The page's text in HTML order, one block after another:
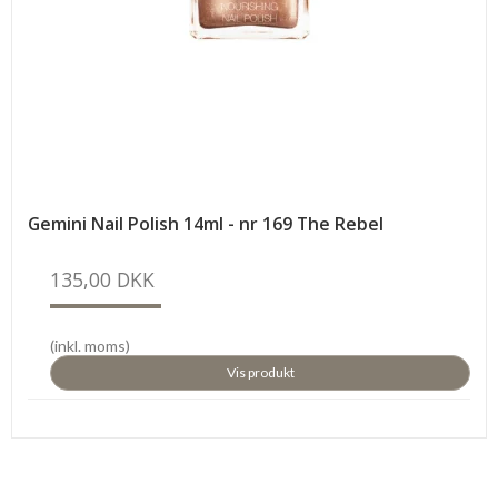
Gemini Nail Polish 14ml - nr 169 The Rebel
135,00 DKK
(inkl. moms)
Vis produkt